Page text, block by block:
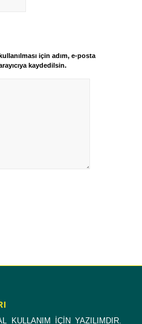
için adım, e-posta
kaydedilsin.
KULLANIM İÇİN YAZILIMDIR.